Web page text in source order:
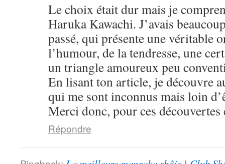
Le choix était dur mais je
Haruka Kawachi. J’avais
passé, qui présente une véritable
l’humour, de la tendresse, une
un triangle amoureux peu
En lisant ton article, je découvre
qui me sont inconnus mais loin
Merci donc, pour ces
Répondre